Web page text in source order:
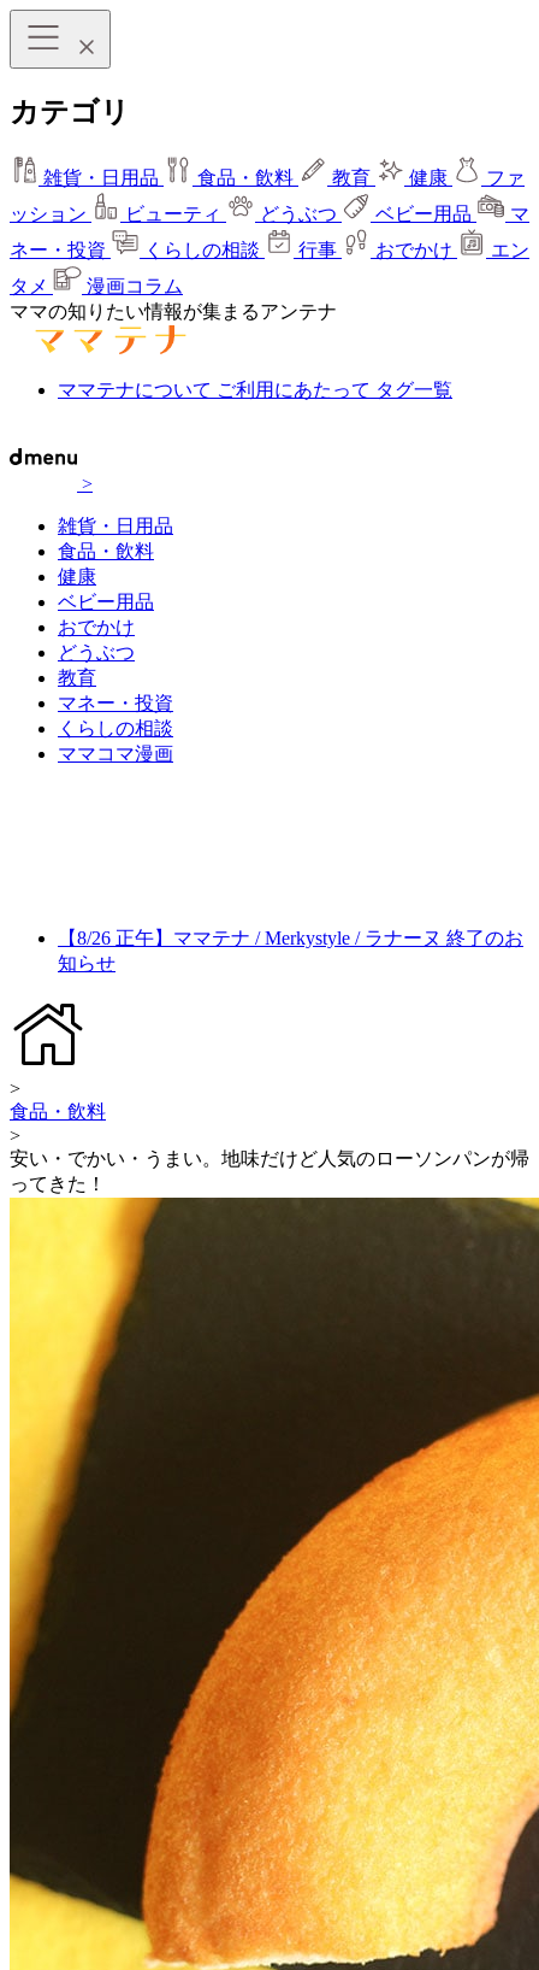
カテゴリ
雑貨・日用品 食品・飲料 教育 健康
ファ
ッション
ビューティ どうぶつ ベビー用品
マ
ネー・投資
くらしの相談 行事 おでかけ
エン
タメ
漫画コラム
ママの知りたい情報が集まるアンテナ
ママテナについて ご利用にあたって タグ一覧
>
雑貨・日用品
食品・飲料
健康
ベビー用品
おでかけ
どうぶつ
教育
マネー・投資
くらしの相談
ママコマ漫画
【8/26 正午】ママテナ / Merkystyle / ラナーヌ 終了のお
知らせ
>
食品・飲料
>
安い・でかい・うまい。地味だけど人気のローソンパンが帰
ってきた！